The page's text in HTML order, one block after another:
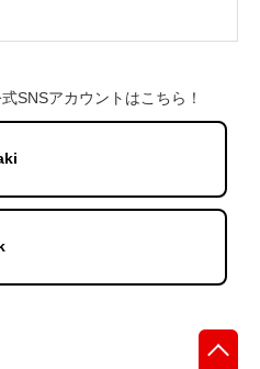
SNSアカウントはこちら！